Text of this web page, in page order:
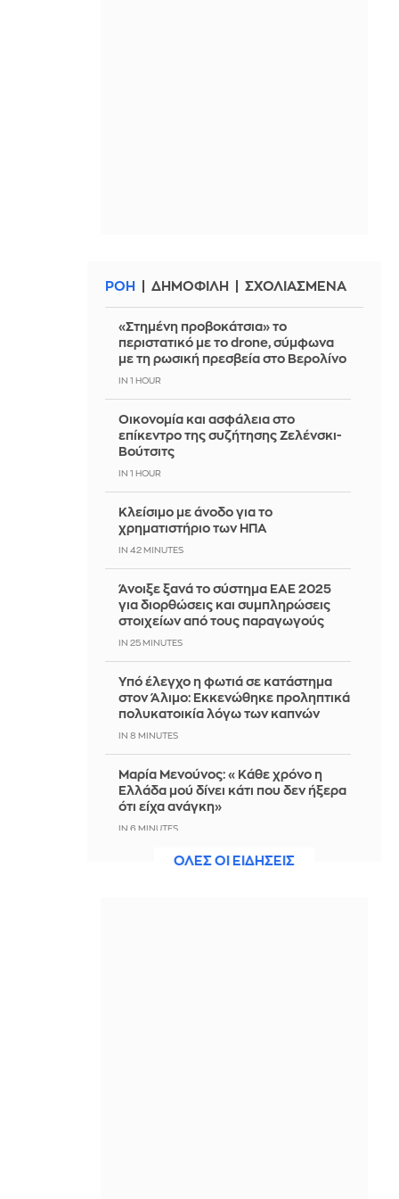
ΡΟΗ ΔΗΜΟΦΙΛΗ ΣΧΟΛΙΑΣΜΕΝΑ
«Στημένη προβοκάτσια» το
περιστατικό με το drone, σύμφωνα
με τη ρωσική πρεσβεία στο Βερολίνο
IN 1 HOUR
Οικονομία και ασφάλεια στο
επίκεντρο της συζήτησης Ζελένσκι-
Βούτσιτς
IN 1 HOUR
Κλείσιμο με άνοδο για το
χρηματιστήριο των ΗΠΑ
IN 42 MINUTES
Άνοιξε ξανά το σύστημα ΕΑΕ 2025
για διορθώσεις και συμπληρώσεις
στοιχείων από τους παραγωγούς
IN 24 MINUTES
Yπό έλεγχο η φωτιά σε κατάστημα
στον Άλιμο: Εκκενώθηκε προληπτικά
πολυκατοικία λόγω των καπνών
IN 7 MINUTES
Μαρία Μενούνος: «Κάθε χρόνο η
Ελλάδα μού δίνει κάτι που δεν ήξερα
ότι είχα ανάγκη»
IN 6 MINUTES
Η ξηρασία απειλεί την
ΟΛΕΣ ΟΙ ΕΙΔΗΣΕΙΣ